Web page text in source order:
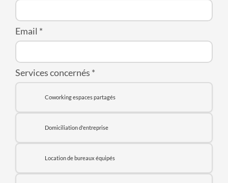
Email *
Services concernés *
Coworking espaces partagés
Domiciliation d'entreprise
Location de bureaux équipés